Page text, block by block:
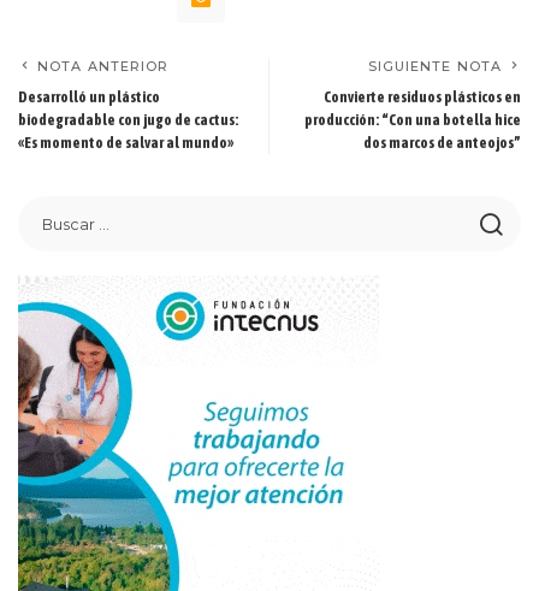
NOTA ANTERIOR
Desarrolló un plástico
biodegradable con jugo de cactus:
«Es momento de salvar al mundo»
SIGUIENTE NOTA
Convierte residuos plásticos en
producción: “Con una botella hice
dos marcos de anteojos”